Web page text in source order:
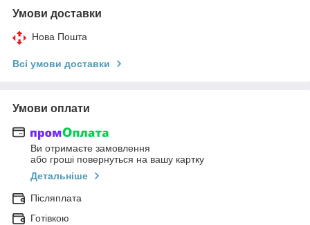
Умови доставки
Нова Пошта
Всі умови доставки
Умови оплати
Ви отримаєте замовлення
або гроші повернуться на вашу картку
Детальніше
Післяплата
Готівкою